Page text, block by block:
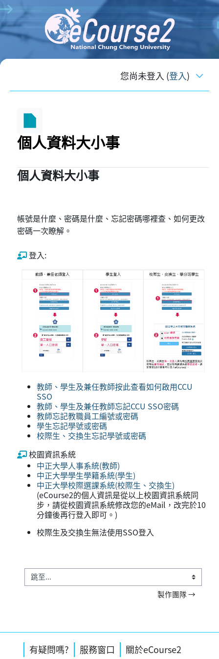
跳至主內容
您尚未登入 (登入)
個人資料大小事
個人資料大小事
帳號是什麼、密碼是什麼、忘記密碼哪裡查、如何更改
密碼一次瞭解。
登入:
教師、學生及兼任教師按此查看如何啟用CCU
SSO
教師、學生及兼任教師忘記CCU SSO密碼
教師忘記教職員工編號或密碼
學生忘記學號或密碼
校際生、交換生忘記學號或密碼
校園資訊系統
中正大學人事系統(教師)
中正大學學生學籍系統(學生)
中正大學校際選課系統(校際生、交換生)
(eCourse2的個人資訊是從以上校園資訊系統同
步，請從校園資訊系統修改您的eMail，改完於10
分鐘後再行登入即可。)
校際生及交換生無法使用SSO登入
跳至...
製作團隊 →
區塊
有疑問嗎? 服務窗口 關於eCourse2